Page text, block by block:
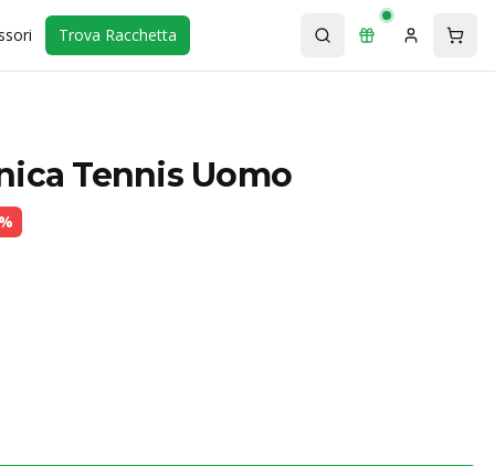
Trova Racchetta
Tennis Uomo
%